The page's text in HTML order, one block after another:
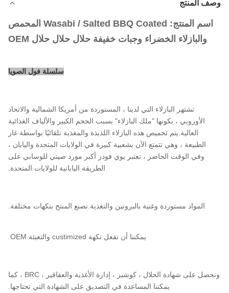
وصف المنتج
اسم المنتج: Wasabi / Salted BBQ Coated المحمص
والبازلاء الخضراء وجبات خفيفة حلال حلال حلال OEM
سلسلة فول الصويا
تشتهر البازلاء التي لدينا ، المستوردة من أمريكا الشمالية والاتحاد
الأوروبي ، بكونها "ملك البازلاء" بسبب الحجم الكبير والألياف الغذائية
العالية.يتم تحميص هذه البازلاء اللذيذة والمغذية تلقائيًا بواسطة غاز
الطبيعة ، وهي تتمتع الآن بشعبية كبيرة في الولايات المتحدة واليابان ،
وفي الوقت الحاضر ، تعتبر يوي فودز أكبر مورد صيني للوسابي على
الطريقة اليابانية للولايات المتحدة.
المواد مستوردة وغنية بالبروتين والتغذية.نصنع المنتج بنكهات مختلفة.
يمكننا أن نفعل نكهة custimized والتعبئة OEM.
ونحصل على شهادة الحلال ، كوشير ، إدارة الأغذية والعقاقير ، BRC ، كما
يمكننا المساعدة في التصديق على الشهادة التي تحتاجها.